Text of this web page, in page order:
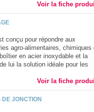
Voir la fiche
conçu pour répondre aux
agro-alimentaires, chimiques
en acier inoxydable et la
lui la solution idéale pour les
Voir la fiche
JONCTION